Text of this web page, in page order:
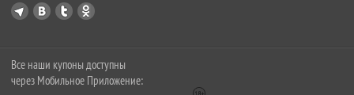
Все наши купоны доступны
через Мобильное Приложение: